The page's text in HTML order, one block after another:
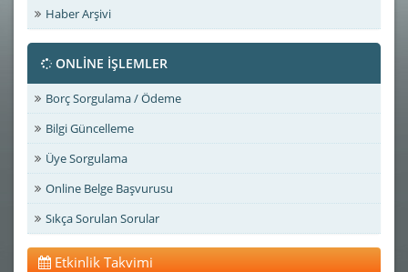
Haber Arşivi
ONLİNE İŞLEMLER
Borç Sorgulama / Ödeme
Bilgi Güncelleme
Üye Sorgulama
Online Belge Başvurusu
Sıkça Sorulan Sorular
Etkinlik Takvimi